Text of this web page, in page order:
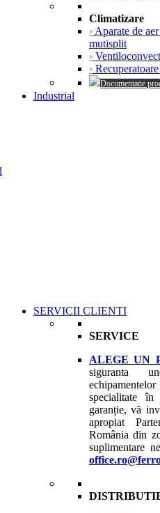
Climatizare
› Aparate de
mutisplit
›
›
Documentatie
Industrial
SERVICII CLIENTI
SERVICE
ALEGE UN
siguranta
specialitate
garanție, vă
apropiat
România din
suplimentare